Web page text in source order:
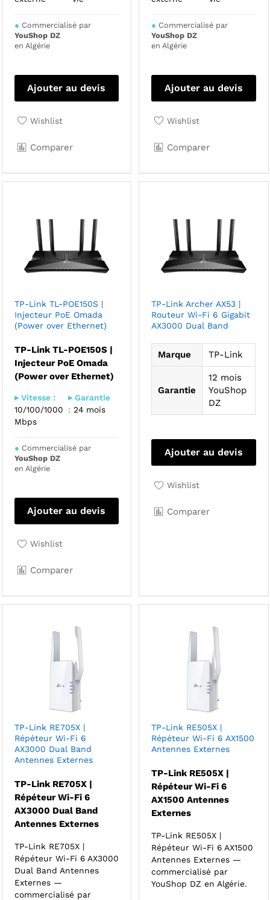
● Commercialisé par
YouShop DZ
en Algérie
Ajouter au devis
Wishlist
Comparer
● Commercialisé par
YouShop DZ
en Algérie
Ajouter au devis
Wishlist
Comparer
TP-Link TL-POE150S |
Injecteur PoE Omada
(Power over Ethernet)
TP-Link TL-POE150S |
Injecteur PoE Omada
(Power over Ethernet)
▸ Vitesse :
10/100/1000
Mbps
▸ Garantie
:24 mois
● Commercialisé par
YouShop DZ
en Algérie
Ajouter au devis
Wishlist
Comparer
TP-Link Archer AX53 |
Routeur Wi-Fi 6 Gigabit
AX3000 Dual Band
Marque TP-Link
Garantie
12 mois
YouShop
DZ
Ajouter au devis
Wishlist
Comparer
TP-Link RE705X |
Répéteur Wi-Fi 6
AX3000 Dual Band
Antennes Externes
TP-Link RE705X |
Répéteur Wi-Fi 6
AX3000 Dual Band
Antennes Externes
TP-Link RE705X |
Répéteur Wi-Fi 6 AX3000
Dual Band Antennes
Externes —
commercialisé par
TP-Link RE505X |
Répéteur Wi-Fi 6 AX1500
Antennes Externes
TP-Link RE505X |
Répéteur Wi-Fi 6
AX1500 Antennes
Externes
TP-Link RE505X |
Répéteur Wi-Fi 6 AX1500
Antennes Externes —
commercialisé par
YouShop DZ en Algérie.